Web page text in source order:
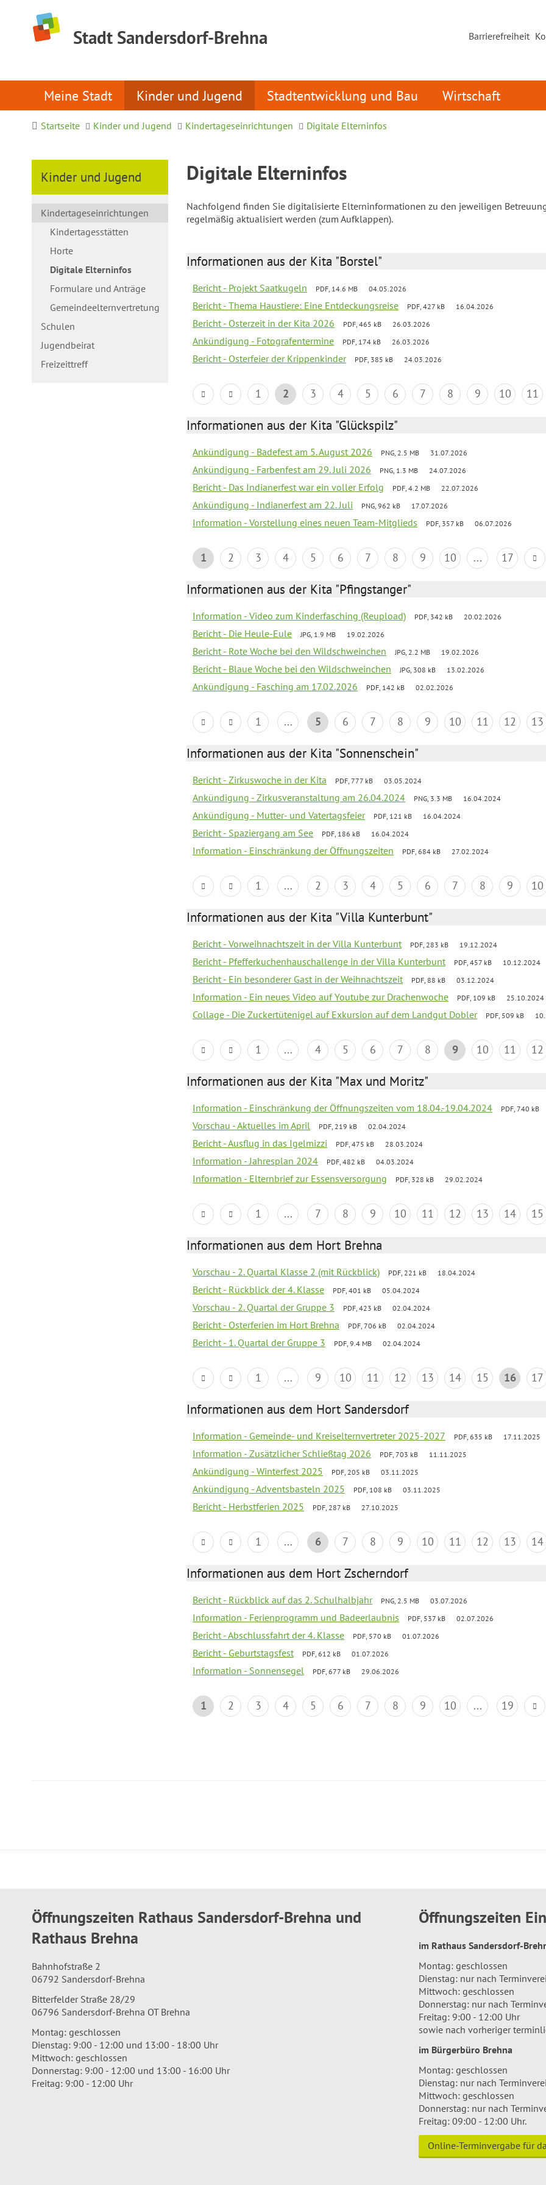
Stadt Sandersdorf-Brehna Barrierefreiheit
Meine Stadt Kinder und Jugend Stadtentwicklung und Bau Wirtschaft
Startseite Kinder und Jugend Kindertageseinrichtungen Digitale Elterninfos
Kinder und Jugend
Kindertageseinrichtungen
Kindertagesstätten
Horte
Digitale Elterninfos
Formulare und Anträge
Gemeindeelternvertretung
Schulen
Jugendbeirat
Freizeittreff
Digitale Elterninfos
Nachfolgend finden Sie digitalisierte Elterninformationen zu den jeweiligen
regelmäßig aktualisiert werden (zum Aufklappen).
Informationen aus der Kita "Borstel"
Bericht - Projekt Saatkugeln PDF, 14.6 MB 04.05.2026
Bericht - Thema Haustiere: Eine Entdeckungsreise PDF, 427 kB 16.04.2026
Bericht - Osterzeit in der Kita 2026 PDF, 465 kB 26.03.2026
Ankündigung - Fotografentermine PDF, 174 kB 26.03.2026
Bericht - Osterfeier der Krippenkinder PDF, 385 kB 24.03.2026
1 2 3 4 5 6 7 8 9 10 11
Informationen aus der Kita "Glückspilz"
Ankündigung - Badefest am 5. August 2026 PNG, 2.5 MB 31.07.2026
Ankündigung - Farbenfest am 29. Juli 2026 PNG, 1.3 MB 24.07.2026
Bericht - Das Indianerfest war ein voller Erfolg PDF, 4.2 MB 22.07.2026
Ankündigung - Indianerfest am 22. Juli PNG, 962 kB 17.07.2026
Information - Vorstellung eines neuen Team-Mitglieds PDF, 357 kB 06.07.2026
1 2 3 4 5 6 7 8 9 10 ... 17
Informationen aus der Kita "Pfingstanger"
Information - Video zum Kinderfasching (Reupload) PDF, 342 kB 20.02.2026
Bericht - Die Heule-Eule JPG, 1.9 MB 19.02.2026
Bericht - Rote Woche bei den Wildschweinchen JPG, 2.2 MB 19.02.2026
Bericht - Blaue Woche bei den Wildschweinchen JPG, 308 kB 13.02.2026
Ankündigung - Fasching am 17.02.2026 PDF, 142 kB 02.02.2026
1 ... 5 6 7 8 9 10 11 12 13
Informationen aus der Kita "Sonnenschein"
Bericht - Zirkuswoche in der Kita PDF, 777 kB 03.05.2024
Ankündigung - Zirkusveranstaltung am 26.04.2024 PNG, 3.3 MB 16.04.2024
Ankündigung - Mutter- und Vatertagsfeier PDF, 121 kB 16.04.2024
Bericht - Spaziergang am See PDF, 186 kB 16.04.2024
Information - Einschränkung der Öffnungszeiten PDF, 684 kB 27.02.2024
1 ... 2 3 4 5 6 7 8 9 10
Informationen aus der Kita "Villa Kunterbunt"
Bericht - Vorweihnachtszeit in der Villa Kunterbunt PDF, 283 kB 19.12.2024
Bericht - Pfefferkuchenhauschallenge in der Villa Kunterbunt PDF, 457 kB 10.12.2024
Bericht - Ein besonderer Gast in der Weihnachtszeit PDF, 88 kB 03.12.2024
Information - Ein neues Video auf Youtube zur Drachenwoche PDF, 109 kB 25.10.2024
Collage - Die Zuckertütenigel auf Exkursion auf dem Landgut Dobler PDF, 509 kB
1 ... 4 5 6 7 8 9 10 11 12
Informationen aus der Kita "Max und Moritz"
Information - Einschränkung der Öffnungszeiten vom 18.04.-19.04.2024 PDF, 740 kB
Vorschau - Aktuelles im April PDF, 219 kB 02.04.2024
Bericht - Ausflug in das Igelmizzi PDF, 475 kB 28.03.2024
Information - Jahresplan 2024 PDF, 482 kB 04.03.2024
Information - Elternbrief zur Essensversorgung PDF, 328 kB 29.02.2024
1 ... 7 8 9 10 11 12 13 14 15
Informationen aus dem Hort Brehna
Vorschau - 2. Quartal Klasse 2 (mit Rückblick) PDF, 221 kB 18.04.2024
Bericht - Rückblick der 4. Klasse PDF, 401 kB 05.04.2024
Vorschau - 2. Quartal der Gruppe 3 PDF, 423 kB 02.04.2024
Bericht - Osterferien im Hort Brehna PDF, 706 kB 02.04.2024
Bericht - 1. Quartal der Gruppe 3 PDF, 9.4 MB 02.04.2024
1 ... 9 10 11 12 13 14 15 16 17
Informationen aus dem Hort Sandersdorf
Information - Gemeinde- und Kreiselternvertreter 2025-2027 PDF, 635 kB 17.11.2025
Information - Zusätzlicher Schließtag 2026 PDF, 703 kB 11.11.2025
Ankündigung - Winterfest 2025 PDF, 205 kB 03.11.2025
Ankündigung - Adventsbasteln 2025 PDF, 108 kB 03.11.2025
Bericht - Herbstferien 2025 PDF, 287 kB 27.10.2025
1 ... 6 7 8 9 10 11 12 13 14
Informationen aus dem Hort Zscherndorf
Bericht - Rückblick auf das 2. Schulhalbjahr PNG, 2.5 MB 03.07.2026
Information - Ferienprogramm und Badeerlaubnis PDF, 537 kB 02.07.2026
Bericht - Abschlussfahrt der 4. Klasse PDF, 570 kB 01.07.2026
Bericht - Geburtstagsfest PDF, 612 kB 01.07.2026
Information - Sonnensegel PDF, 677 kB 29.06.2026
1 2 3 4 5 6 7 8 9 10 ... 19
Öffnungszeiten Rathaus Sandersdorf-Brehna und
Rathaus Brehna
Bahnhofstraße 2
06792 Sandersdorf-Brehna
Bitterfelder Straße 28/29
06796 Sandersdorf-Brehna OT Brehna
Montag: geschlossen
Dienstag: 9:00 - 12:00 und 13:00 - 18:00 Uhr
Mittwoch: geschlossen
Donnerstag: 9:00 - 12:00 und 13:00 - 16:00 Uhr
Freitag: 9:00 - 12:00 Uhr
Öffnungszeiten
im Rathaus Sandersdorf-
Montag: geschlossen
Dienstag: nur nach
Mittwoch: geschlossen
Donnerstag: nur nach
Freitag: 9:00 - 12:00 Uhr
sowie nach vorheriger
im Bürgerbüro Brehna
Montag: geschlossen
Dienstag: nur nach
Mittwoch: geschlossen
Donnerstag: nur nach
Freitag: 09:00 - 12:00 Uhr.
Online-Terminvergabe für